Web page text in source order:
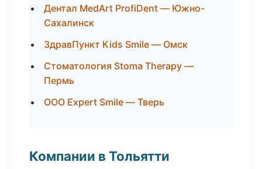
Дентал MedArt ProfiDent — Южно-
Сахалинск
ЗдравПункт Kids Smile — Омск
Стоматология Stoma Therapy —
Пермь
ООО Expert Smile — Тверь
Компании в Тольятти